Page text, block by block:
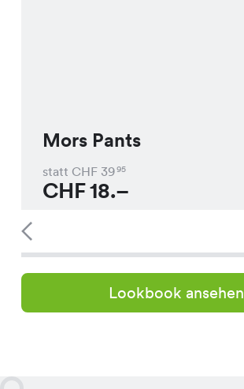
Mors Pants
statt CHF 3995
CHF18.–
Lookbook ansehen